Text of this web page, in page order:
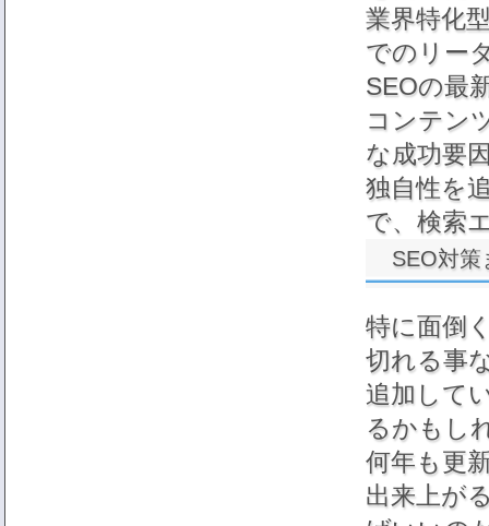
業界特化
でのリー
SEOの最
コンテン
な成功要
独自性を
で、検索
SEO対策
特に面倒
切れる事
追加して
るかもし
何年も更
出来上が